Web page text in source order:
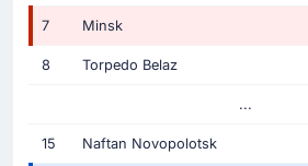
7 Minsk
8 Torpedo Belaz
...
15 Naftan Novopolotsk